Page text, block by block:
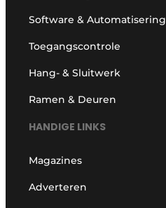
Software & Automatisering
Toegangscontrole
Hang- & Sluitwerk
Ramen & Deuren
HANDIGE LINKS
Magazines
Adverteren